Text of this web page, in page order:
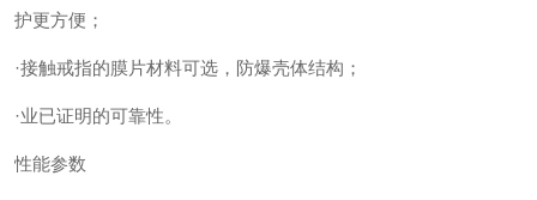
护更方便；
·接触戒指的膜片材料可选，防爆壳体结构；
·业已证明的可靠性。
性能参数